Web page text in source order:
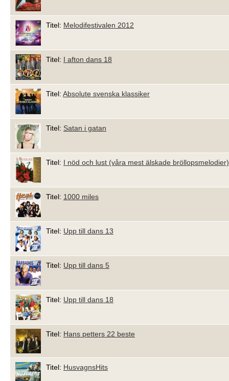
Titel: Melodifestivalen 2012
Titel: I afton dans 18
Titel: Absolute svenska klassiker
Titel: Satan i gatan
Titel: I nöd och lust (våra mest älskade bröllopsmelodier)
Titel: 1000 miles
Titel: Upp till dans 13
Titel: Upp till dans 5
Titel: Upp till dans 18
Titel: Hans petters 22 beste
Titel: HusvagnsHits